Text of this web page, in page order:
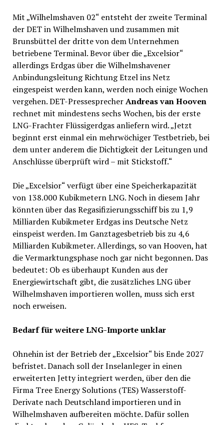
Mit „Wilhelmshaven 02“ entsteht der zweite Terminal
der DET in Wilhelmshaven und zusammen mit
Brunsbüttel der dritte von dem Unternehmen
betriebene Terminal. Bevor über die „Excelsior“
allerdings Erdgas über die Wilhelmshavener
Anbindungsleitung Richtung Etzel ins Netz
eingespeist werden kann, werden noch einige Wochen
vergehen. DET-PressesprecherAndreas van Hooven
rechnet mit mindestens sechs Wochen, bis der erste
LNG-Frachter Flüssigerdgas anliefern wird. „Jetzt
beginnt erst einmal ein mehrwöchiger Testbetrieb, bei
dem unter anderem die Dichtigkeit der Leitungen und
Anschlüsse überprüft wird – mit Stickstoff.“
Die „Excelsior“ verfügt über eine Speicherkapazität
von 138.000 Kubikmetern LNG. Noch in diesem Jahr
könnten über das Regasifizierungsschiff bis zu 1,9
Milliarden Kubikmeter Erdgas ins Deutsche Netz
einspeist werden. Im Ganztagesbetrieb bis zu 4,6
Milliarden Kubikmeter. Allerdings, so van Hooven, hat
die Vermarktungsphase noch gar nicht begonnen. Das
bedeutet: Ob es überhaupt Kunden aus der
Energiewirtschaft gibt, die zusätzliches LNG über
Wilhelmshaven importieren wollen, muss sich erst
noch erweisen.
Bedarf für weitere LNG-Importe unklar
Ohnehin ist der Betrieb der „Excelsior“ bis Ende 2027
befristet. Danach soll der Inselanleger in einen
erweiterten Jetty integriert werden, über den die
Firma Tree Energy Solutions (TES) Wasserstoff-
Derivate nach Deutschland importieren und in
Wilhelmshaven aufbereiten möchte. Dafür sollen